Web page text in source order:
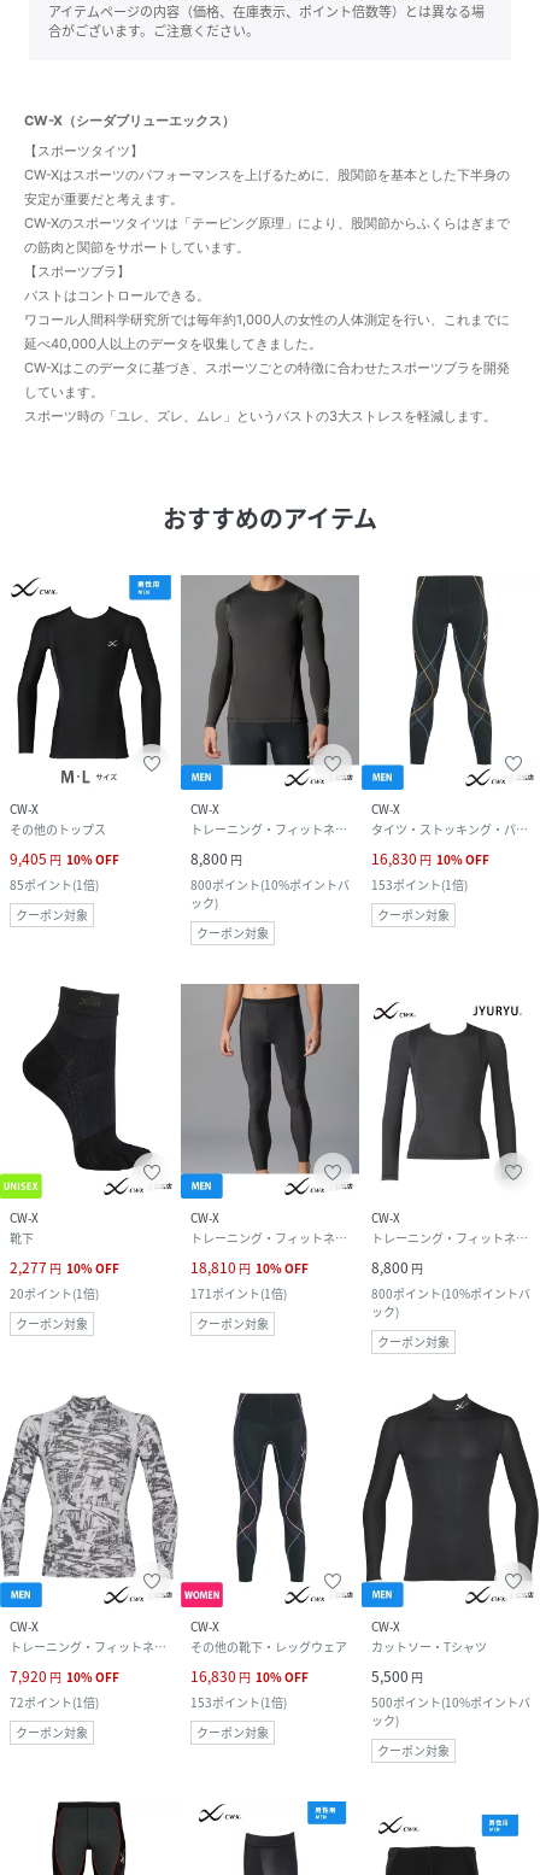
アイテムページの内容（価格、在庫表示、ポイント倍数等）とは異なる場
合がございます。ご注意ください。
CW-X（シーダブリューエックス）
【スポーツタイツ】
CW-Xはスポーツのパフォーマンスを上げるために、股関節を基本とした下半身の
安定が重要だと考えます。
CW-Xのスポーツタイツは「テーピング原理」により、股関節からふくらはぎまで
の筋肉と関節をサポートしています。
【スポーツブラ】
バストはコントロールできる。
ワコール人間科学研究所では毎年約1,000人の女性の人体測定を行い、これまでに
延べ40,000人以上のデータを収集してきました。
CW-Xはこのデータに基づき、スポーツごとの特徴に合わせたスポーツブラを開発
しています。
スポーツ時の「ユレ、ズレ、ムレ」というバストの3大ストレスを軽減します。
おすすめのアイテム
CW-X
その他のトップス
9,405 円 10%OFF
85ポイント(1倍)
クーポン対象
CW-X
トレーニング・フィットネス用品
8,800 円
800ポイント(10%ポイントバ
ック)
クーポン対象
CW-X
タイツ・ストッキング・パンスト
16,830 円 10%OFF
153ポイント(1倍)
クーポン対象
CW-X
靴下
2,277 円 10%OFF
20ポイント(1倍)
クーポン対象
CW-X
トレーニング・フィットネス用品
18,810 円 10%OFF
171 ポイント(1倍)
クーポン対象
CW-X
トレーニング・フィットネス用品
8,800 円
800ポイント(10%ポイントバ
ック)
クーポン対象
CW-X
トレーニング・フィットネス用品
7,920 円 10%OFF
72ポイント(1倍)
クーポン対象
CW-X
その他の靴下・レッグウェア
16,830 円 10%OFF
153ポイント(1倍)
クーポン対象
CW-X
カットソー・Tシャツ
5,500 円
500ポイント(10%ポイントバ
ック)
クーポン対象